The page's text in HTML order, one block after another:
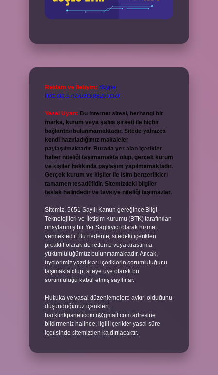
Reklam ve İletişim: Skype:
live:.cid.575569c608265c69
Yasal Uyarı: Bu internet sitesi, herhangi bir
marka, kurum veya şahıs şirketi ile hiçbir
bağlantısı bulunmamaktadır. Sitede yalnızca
kendi hazırladığımız makaleler
paylaşılmaktadır. Burada yer alan içerikler
haber niteliği taşımamakta olup, gerçek kurum
ve kişiler hakkında paylaşım yapılmamaktadır.
Gerçek kurum ve kişiler ile isim benzerlikleri
tamamen tesadüfidir. Sitemizdeki bilgiler
taslak halindedir ve tavsiye niteliği taşımazlar.
Sitemiz, 5651 Sayılı Kanun gereğince Bilgi
Teknolojileri ve İletişim Kurumu (BTK) tarafından
onaylanmış bir Yer Sağlayıcı olarak hizmet
vermektedir. Bu nedenle, sitedeki içerikleri
proaktif olarak denetleme veya araştırma
yükümlülüğümüz bulunmamaktadır. Ancak,
üyelerimiz yazdıkları içeriklerin sorumluluğunu
taşımakta olup, siteye üye olarak bu
sorumluluğu kabul etmiş sayılırlar.
Hukuka ve yasal düzenlemelere aykırı olduğunu
düşündüğünüz içerikleri,
backlinkpanelicomtr@gmail.com adresine
bildirmeniz halinde, ilgili içerikler yasal süre
içerisinde sitemizden kaldırılacaktır.